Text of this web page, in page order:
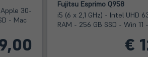
30-
- Mac
Fujitsu Esprimo Q958
i5 (6 x 2,1 GHz) - Intel UHD
RAM - 256 GB SSD - Win 11
€